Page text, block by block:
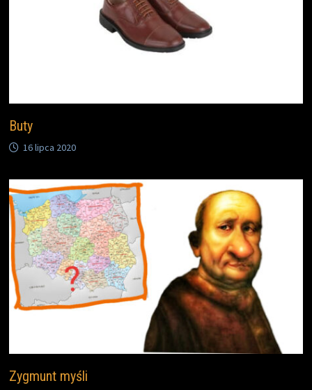
Buty
16 lipca 2020
Zygmunt myśli